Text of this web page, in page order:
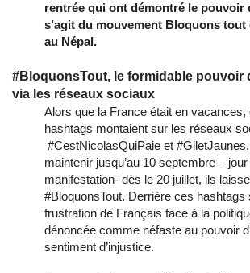
rentrée qui ont démontré le pouvoir
s’agit du mouvement Bloquons
au Népal.
#BloquonsTout, le formidable pouvoir
via les réseaux sociaux
Alors que la France était en vacances,
hashtags montaient sur les réseaux
#CestNicolasQuiPaie et
maintenir jusqu’au 10 septembre –
manifestation- dès le 20 juillet, ils
#BloquonsTout. Derrière ces hashtags
frustration de Français face à la
dénoncée comme néfaste au pouvoir
sentiment d’injustice.